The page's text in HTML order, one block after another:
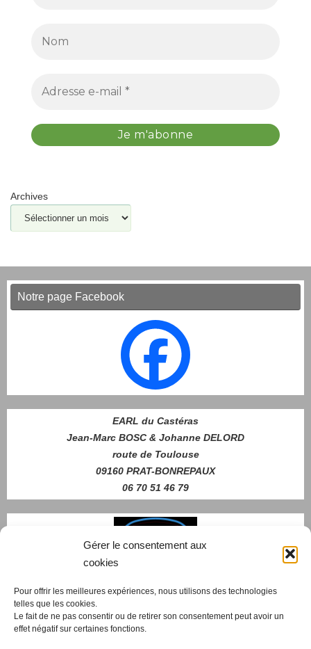
Gérer le consentement aux
cookies
Pour offrir les meilleures expériences, nous utilisons des technologies
telles que les cookies.
Le fait de ne pas consentir ou de retirer son consentement peut avoir un
effet négatif sur certaines fonctions.
Archives
Notre page Facebook
EARL du Castéras
Jean-Marc BOSC & Johanne DELORD
route de Toulouse
09160 PRAT-BONREPAUX
06 70 51 46 79